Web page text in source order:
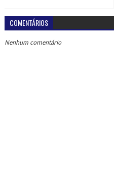
COMENTÁRIOS
Nenhum comentário